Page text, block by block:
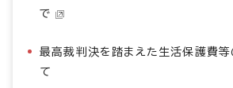
で
最高裁判決を踏まえた生活保護費
て